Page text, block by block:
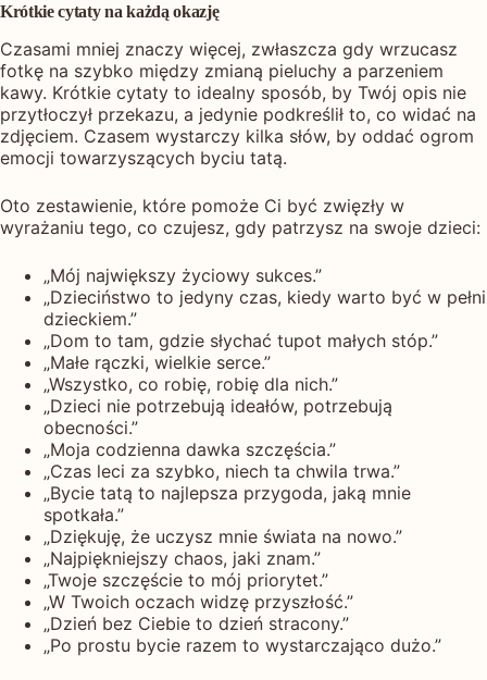
Krótkie cytaty na każdą okazję
Czasami mniej znaczy więcej, zwłaszcza gdy wrzucasz
fotkę na szybko między zmianą pieluchy a parzeniem
kawy. Krótkie cytaty to idealny sposób, by Twój opis nie
przytłoczył przekazu, a jedynie podkreślił to, co widać na
zdjęciem. Czasem wystarczy kilka słów, by oddać ogrom
emocji towarzyszących byciu tatą.
Oto zestawienie, które pomoże Ci być zwięzły w
wyrażaniu tego, co czujesz, gdy patrzysz na swoje dzieci:
„Mój największy życiowy sukces.”
„Dzieciństwo to jedyny czas, kiedy warto być w pełni
dzieckiem.”
„Dom to tam, gdzie słychać tupot małych stóp.”
„Małe rączki, wielkie serce.”
„Wszystko, co robię, robię dla nich.”
„Dzieci nie potrzebują ideałów, potrzebują
obecności.”
„Moja codzienna dawka szczęścia.”
„Czas leci za szybko, niech ta chwila trwa.”
„Bycie tatą to najlepsza przygoda, jaką mnie
spotkała.”
„Dziękuję, że uczysz mnie świata na nowo.”
„Najpiękniejszy chaos, jaki znam.”
„Twoje szczęście to mój priorytet.”
„W Twoich oczach widzę przyszłość.”
„Dzień bez Ciebie to dzień stracony.”
„Po prostu bycie razem to wystarczająco dużo.”